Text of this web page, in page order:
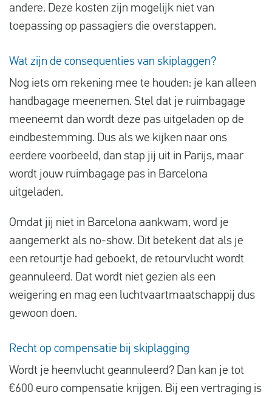
andere. Deze kosten zijn mogelijk niet van
toepassing op passagiers die overstappen.
Wat zijn de consequenties van skiplaggen?
Nog iets om rekening mee te houden: je kan alleen
handbagage meenemen. Stel dat je ruimbagage
meeneemt dan wordt deze pas uitgeladen op de
eindbestemming. Dus als we kijken naar ons
eerdere voorbeeld, dan stap jij uit in Parijs, maar
wordt jouw ruimbagage pas in Barcelona
uitgeladen.
Omdat jij niet in Barcelona aankwam, word je
aangemerkt als no-show. Dit betekent dat als je
een retourtje had geboekt, de retourvlucht wordt
geannuleerd. Dat wordt niet gezien als een
weigering en mag een luchtvaartmaatschappij dus
gewoon doen.
Recht op compensatie bij skiplagging
Wordt je heenvlucht geannuleerd? Dan kan je tot
€600 euro compensatie krijgen. Bij een vertraging is